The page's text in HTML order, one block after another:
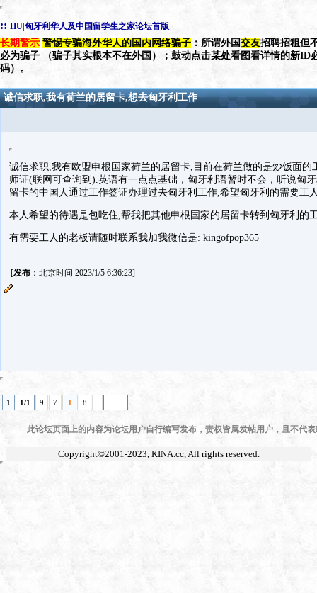
:: HU|匈牙利华人及中国留学生之家论坛首版
长期警示 警惕专骗海外华人的国内网络骗子 ：所谓外国交友招聘招租但
必为骗子 （骗子其实根本不在外国）；鼓动点击某处看图看详情的新ID
码）。
诚信求职,我有荷兰的居留卡,想去匈牙利工作
诚信求职,我有欧盟申根国家荷兰的居留卡,目前在荷兰做的是炒饭面
师证(联网可查询到).英语有一点点基础，匈牙利语暂时不会，听说匈
留卡的中国人通过工作签证办理过去匈牙利工作,希望匈牙利的需要工
本人希望的待遇是包吃住,帮我把其他申根国家的居留卡转到匈牙利的
有需要工人的老板请随时联系我加我微信是: kingofpop365
[发布：北京时间 2023/1/5 6:36:23]
1 1/1 9 7 1 8 :
此论坛页面上的内容为论坛用户自行编写发布，责权皆属发帖用户，且不代
Copyright©2001-2023, KINA.cc, All rights reserved.